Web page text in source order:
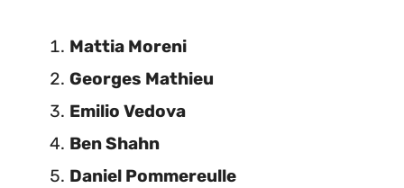
Mattia Moreni
Georges Mathieu
Emilio Vedova
Ben Shahn
Daniel Pommereulle